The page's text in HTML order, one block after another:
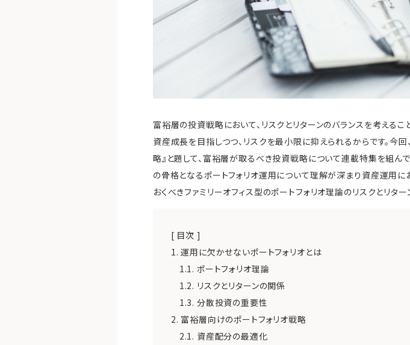
富裕層の投資戦略において、リスクとリターンのバランスを考える
資産成長を目指しつつ、リスクを最小限に抑えられるからです。今回
略』と題して、富裕層が取るべき投資戦略について連載特集を組ん
の骨格となるポートフォリオ運用について理解が深まり資産運用
おくべきファミリーオフィス型のポートフォリオ理論のリスクとリタ
[ 目次 ]
1. 運用に欠かせないポートフォリオとは
1.1. ポートフォリオ理論
1.2. リスクとリターンの関係
1.3. 分散投資の重要性
2. 富裕層向けのポートフォリオ戦略
2.1. 資産配分の最適化